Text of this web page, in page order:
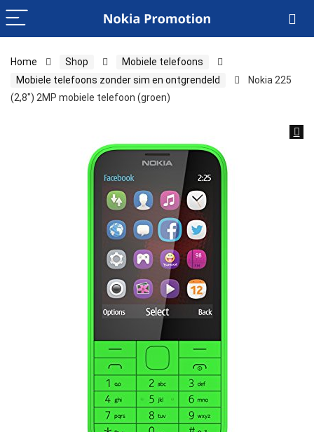
Home Shop
Mobiele telefoons
Mobiele telefoons zonder sim en ontgrendeld
Nokia 225
(2,8″) 2MP mobiele telefoon (groen)